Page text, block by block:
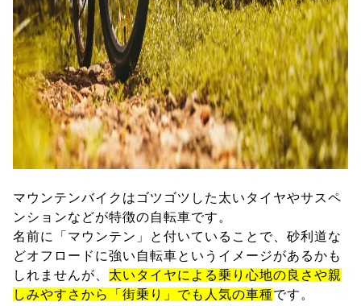
マウンテンバイクはゴツゴツした太いタイヤやサスペ
ンションなどが特徴の自転車です。
名前に「マウンテン」と付いていることで、砂利道な
どオフロードに強い自転車というイメージがあるかも
しれませんが、 太いタイヤによる乗り心地の良さや親
しみやすさから「街乗り」でも人気の車種です。